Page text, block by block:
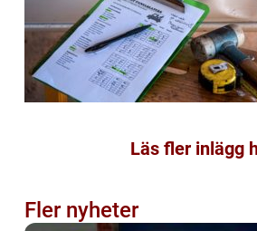
Läs fler inlägg
Fler nyheter